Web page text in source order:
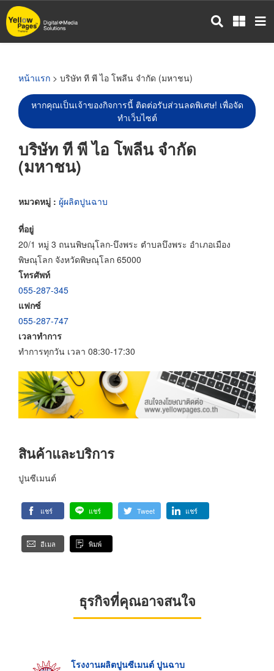
ข้าม
ไป
หน้าแรก > บริษัท ที พี ไอ โพลีน จำกัด (มหาชน)
หากคุณเป็นเจ้าของกิจการนี้ ติดต่อรับส่วนลดพิเศษ! เพื่อจัด
ทำเว็บไซต์
บริษัท ที พี ไอ โพลีน จำกัด
(มหาชน)
หมวดหมู่ : ผู้ผลิตปูนฉาบ
ที่อยู่
20/1 หมู่ 3 ถนนพิษณุโลก-บึงพระ ตำบลบึงพระ อำเภอเมือง
พิษณุโลก จังหวัดพิษณุโลก 65000
โทรศัพท์
055-287-345
แฟกซ์
055-287-747
เวลาทำการ
ทำการทุกวัน เวลา 08:30-17:30
สินค้าและบริการ
ปูนซีเมนต์
แชร์ แชร์ Tweet แชร์
อีเมล พิมพ์
ธุรกิจที่คุณอาจสนใจ
โรงงานผลิตปูนซีเมนต์ ปูนฉาบ